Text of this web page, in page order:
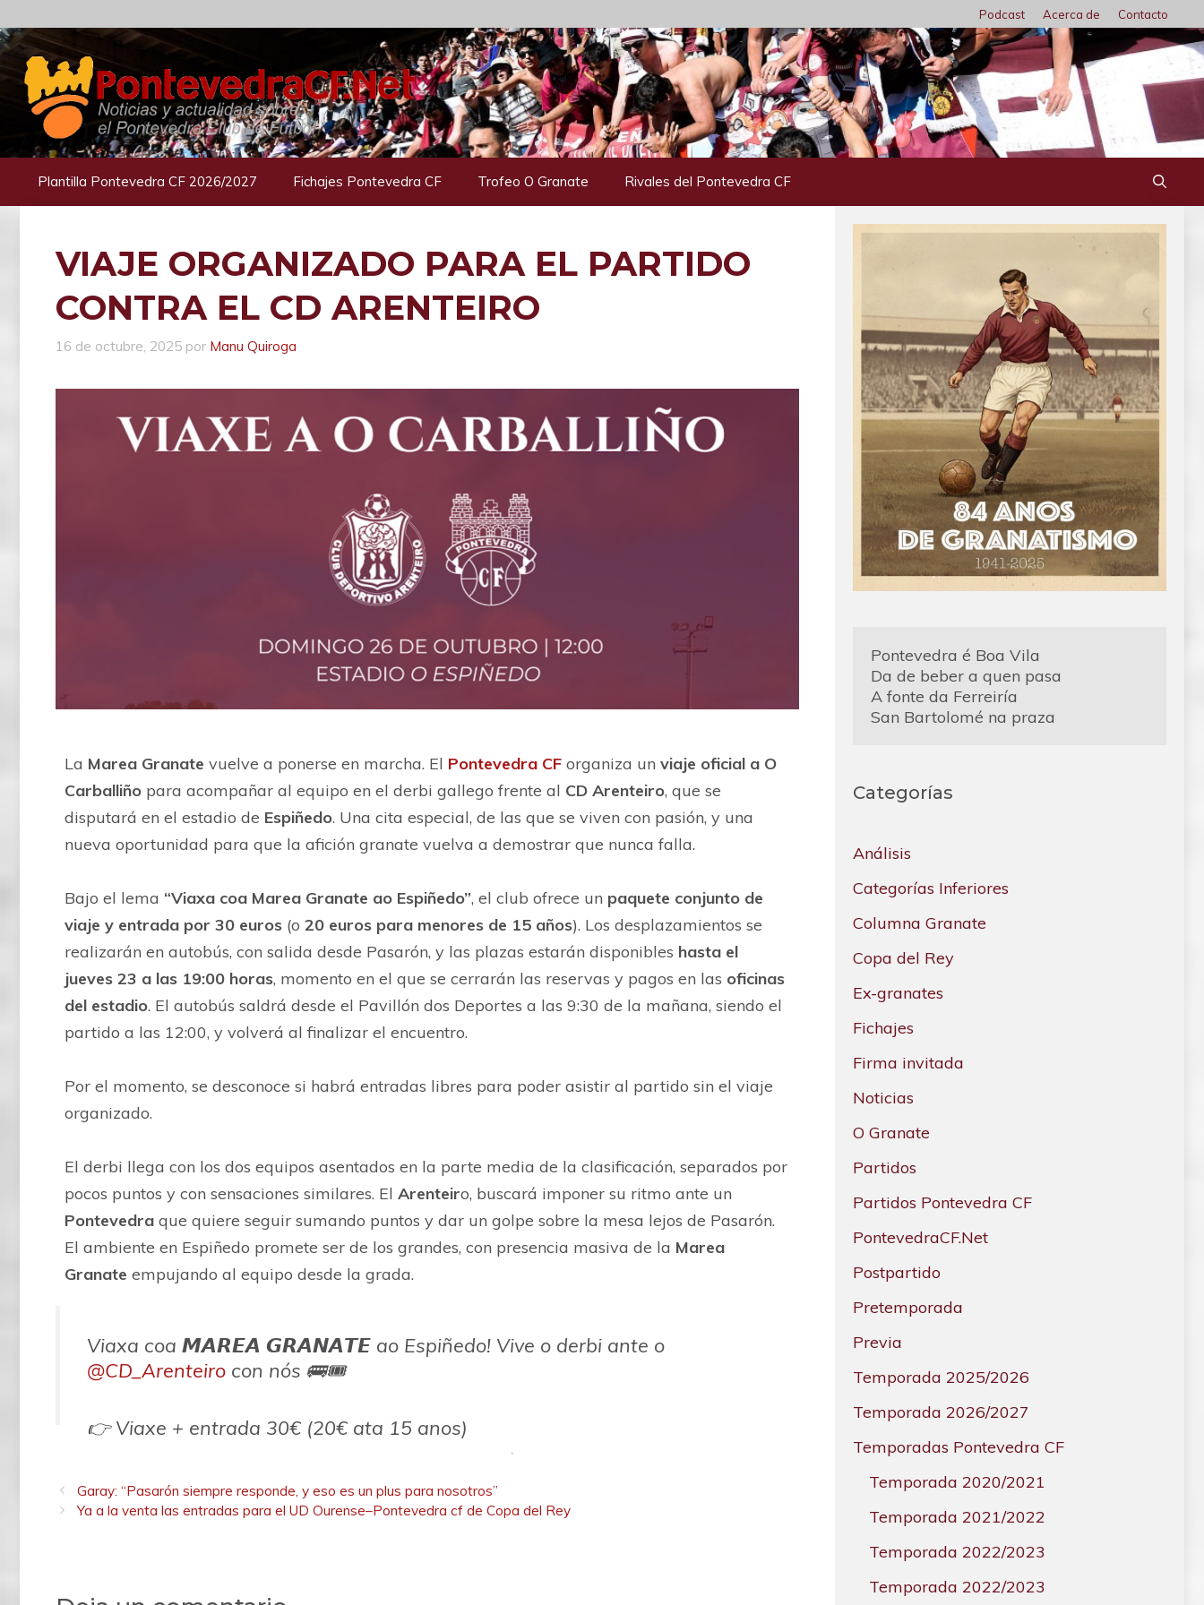
al
contenido
Podcast Acerca de Contacto
Plantilla Pontevedra CF 2026/2027 Fichajes Pontevedra CF Trofeo O Granate Rivales del Pontevedra CF
VIAJE ORGANIZADO PARA EL PARTIDO
CONTRA EL CD ARENTEIRO
16 de octubre, 2025 por Manu Quiroga
La Marea Granate vuelve a ponerse en marcha. El Pontevedra CF organiza un viaje oficial a O
Carballiño para acompañar al equipo en el derbi gallego frente al CD Arenteiro, que se
disputará en el estadio de Espiñedo. Una cita especial, de las que se viven con pasión, y una
nueva oportunidad para que la afición granate vuelva a demostrar que nunca falla.
Bajo el lema “Viaxa coa Marea Granate ao Espiñedo”, el club ofrece un paquete conjunto de
viaje y entrada por 30 euros (o 20 euros para menores de 15 años). Los desplazamientos se
realizarán en autobús, con salida desde Pasarón, y las plazas estarán disponibles hasta el
jueves 23 a las 19:00 horas, momento en el que se cerrarán las reservas y pagos en las oficinas
del estadio. El autobús saldrá desde el Pavillón dos Deportes a las 9:30 de la mañana, siendo el
partido a las 12:00, y volverá al finalizar el encuentro.
Por el momento, se desconoce si habrá entradas libres para poder asistir al partido sin el viaje
organizado.
El derbi llega con los dos equipos asentados en la parte media de la clasificación, separados por
pocos puntos y con sensaciones similares. El Arenteiro, buscará imponer su ritmo ante un
Pontevedra que quiere seguir sumando puntos y dar un golpe sobre la mesa lejos de Pasarón.
El ambiente en Espiñedo promete ser de los grandes, con presencia masiva de la Marea
Granate empujando al equipo desde la grada.
Viaxa coa 𝙈𝘼𝙍𝙀𝘼 𝙂𝙍𝘼𝙉𝘼𝙏𝙀 ao Espiñedo! Vive o derbi ante o
@CD_Arenteiro con nós 🚌🎟️
👉 Viaxe + entrada 30€ (20€ ata 15 anos)
👉 Reserva e pago en efectivo ata o xoves 23 ás 19:00 nas oficinas de
Pasarón#PrimeraFederacion|#VersusELearning
pic.twitter.com/FjoAcquXxn
Garay: “Pasarón siempre responde, y eso es un plus para nosotros”
Ya a la venta las entradas para el UD Ourense–Pontevedra cf de Copa del Rey
Pontevedra é Boa Vila
Da de beber a quen pasa
A fonte da Ferreiría
San Bartolomé na praza
Categorías
Análisis
Categorías Inferiores
Columna Granate
Copa del Rey
Ex-granates
Fichajes
Firma invitada
Noticias
O Granate
Partidos
Partidos Pontevedra CF
PontevedraCF.Net
Postpartido
Pretemporada
Previa
Temporada 2025/2026
Temporada 2026/2027
Temporadas Pontevedra CF
Temporada 2020/2021
Temporada 2021/2022
Temporada 2022/2023
Temporada 2022/2023